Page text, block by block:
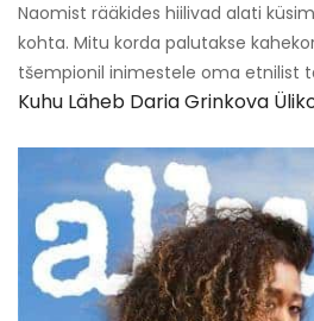
Naomist rääkides hiilivad alati
kohta. Mitu korda palutakse
tšempionil inimestele oma etnilist
Kuhu Läheb Daria Grinkova